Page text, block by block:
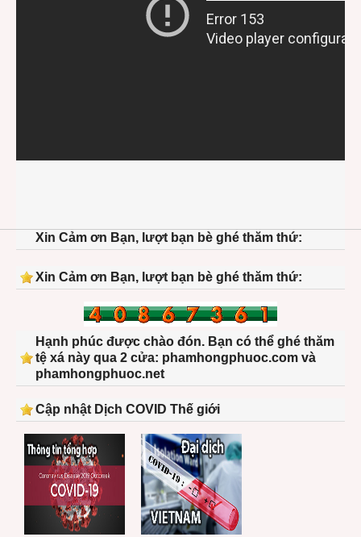
Xin Cảm ơn Bạn, lượt bạn bè ghé thăm thứ:
Xin Cảm ơn Bạn, lượt bạn bè ghé thăm thứ:
Hạnh phúc được chào đón. Bạn có thể ghé thăm
tệ xá này qua 2 cửa: phamhongphuoc.com và
phamhongphuoc.net
Cập nhật Dịch COVID Thế giới